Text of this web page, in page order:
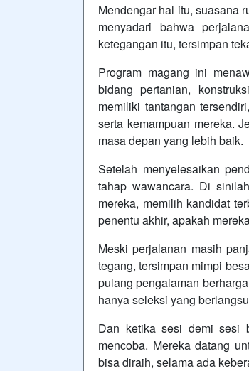
Mendengar hal itu, suasana
menyadari bahwa
ketegangan itu, tersimpan
Program magang ini
bidang pertanian,
memiliki tantangan
serta kemampuan mereka.
masa depan yang lebih baik.
Setelah menyelesaikan
tahap wawancara. Di
mereka, memilih kandidat
penentu akhir, apakah
Meski perjalanan masih
tegang, tersimpan mimpi
pulang pengalaman
hanya seleksi yang
Dan ketika sesi demi sesi
mencoba. Mereka datang
bisa diraih, selama ada